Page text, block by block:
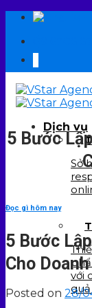
Skip
content
Dịch vụ
Sở
với
5 Bước
Đọc gì hôm nay
5 Bước
Cho
Posted on 28/